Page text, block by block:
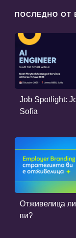
ПОСЛЕДНО ОТ
Job Spotlight:
Sofia
Отживелица ли
ви?